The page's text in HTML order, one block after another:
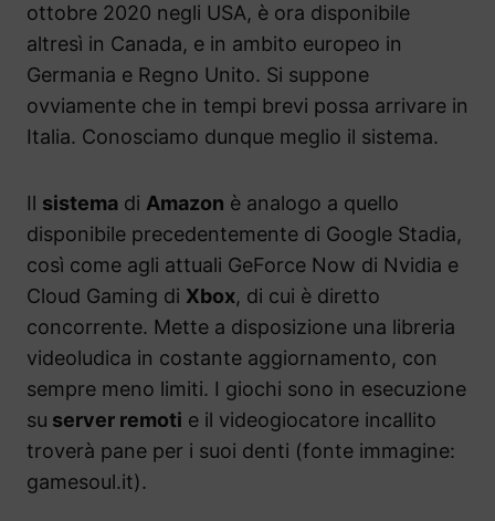
ottobre 2020 negli USA, è ora disponibile
altresì in Canada, e in ambito europeo in
Germania e Regno Unito. Si suppone
ovviamente che in tempi brevi possa arrivare in
Italia. Conosciamo dunque meglio il sistema.
Il sistema di Amazon è analogo a quello
disponibile precedentemente di Google Stadia,
così come agli attuali GeForce Now di Nvidia e
Cloud Gaming di Xbox, di cui è diretto
concorrente. Mette a disposizione una libreria
videoludica in costante aggiornamento, con
sempre meno limiti. I giochi sono in esecuzione
su server remoti e il videogiocatore incallito
troverà pane per i suoi denti (fonte immagine:
gamesoul.it).